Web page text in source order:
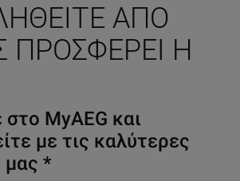
ΑΠΌ
ΠΡΟΣΦΈΡΕΙ Η
MyAEG και
με τις καλύτερες
*